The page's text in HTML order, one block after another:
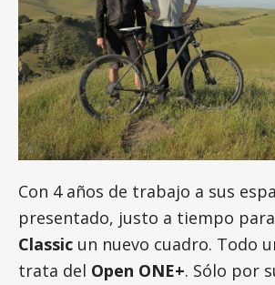
Con 4 años de trabajo a sus
presentado, justo a tiempo
Classic un nuevo cuadro. Todo
trata del Open ONE+. Sólo por